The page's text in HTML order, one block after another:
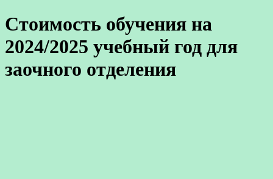
Стоимость обучения на
2024/2025 учебный год для
заочного отделения